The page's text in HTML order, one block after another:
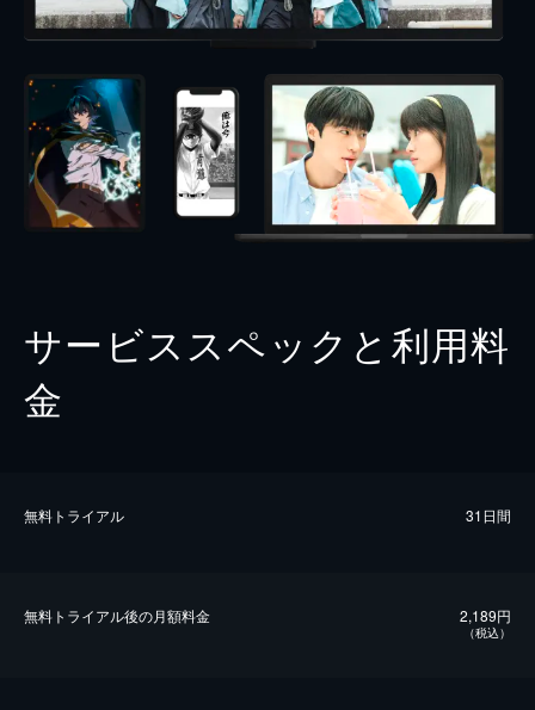
サービススペックと利用料
金
無料トライアル 31日間
無料トライアル後の⽉額料金 2,189円
（税込）